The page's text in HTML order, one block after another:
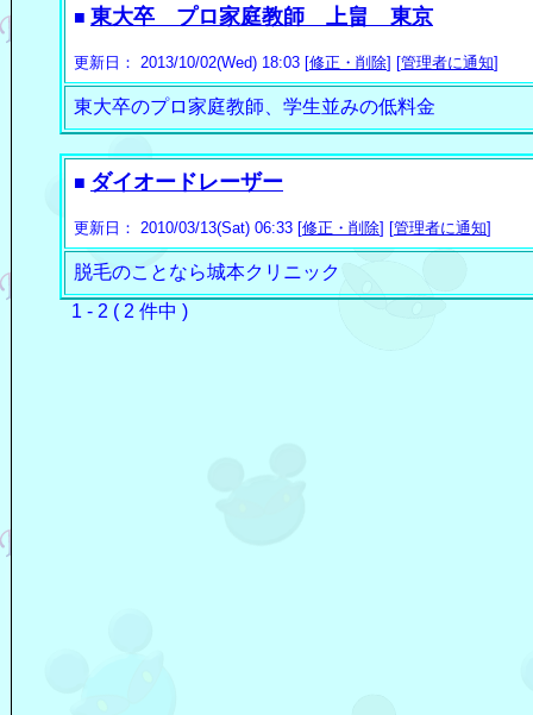
■ 東大卒 プロ家庭教師 上畠 東京
更新日： 2013/10/02(Wed) 18:03 [修正・削除] [管理者に通知]
東大卒のプロ家庭教師、学生並みの低料金
■ ダイオードレーザー
更新日： 2010/03/13(Sat) 06:33 [修正・削除] [管理者に通知]
脱毛のことなら城本クリニック
1 - 2 ( 2 件中 )